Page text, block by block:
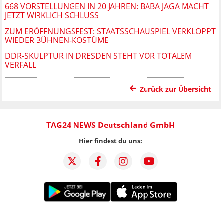
668 VORSTELLUNGEN IN 20 JAHREN: BABA JAGA MACHT
JETZT WIRKLICH SCHLUSS
ZUM ERÖFFNUNGSFEST: STAATSSCHAUSPIEL VERKLOPPT
WIEDER BÜHNEN-KOSTÜME
DDR-SKULPTUR IN DRESDEN STEHT VOR TOTALEM
VERFALL
Zurück zur Übersicht
TAG24 NEWS Deutschland GmbH
Hier findest du uns: